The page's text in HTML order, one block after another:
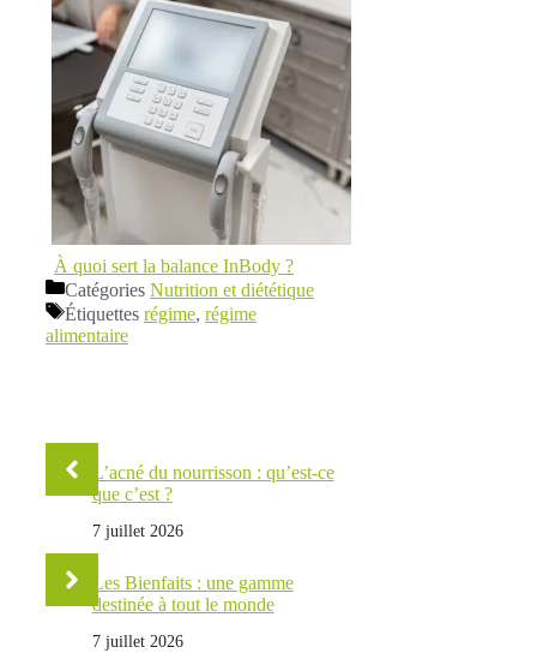
À quoi sert la balance InBody ?
Catégories Nutrition et diététique
Étiquettes régime, régime
alimentaire
L’acné du nourrisson : qu’est-ce
que c’est ?
7 juillet 2026
Les Bienfaits : une gamme
destinée à tout le monde
7 juillet 2026